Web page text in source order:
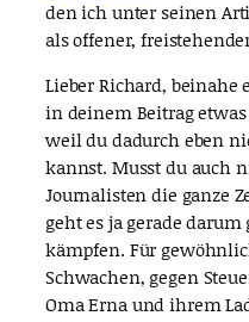
den ich unter seinen
als offener,
Lieber Richard,
in deinem Beitrag
weil du dadurch eben
kannst. Musst du auch
Journalisten die ganze
geht es ja gerade
kämpfen. Für
Schwachen, gegen
Oma Erna und ihrem